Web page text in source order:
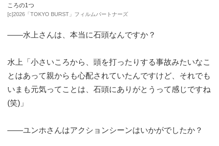
ころの1つ
[c]2026「TOKYO BURST」フィルムパートナーズ
――水上さんは、本当に石頭なんですか？
水上「小さいころから、頭を打ったりする事故みたいなこ
とはあって親からも心配されていたんですけど、それでも
いまも元気ってことは、石頭にありがとうって感じですね
(笑)」
――ユンホさんはアクションシーンはいかがでしたか？